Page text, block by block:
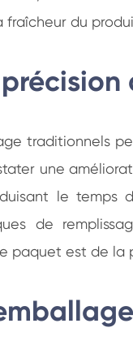
fraîcheur du
traditionnels
une
le temps
de
paquet est de la